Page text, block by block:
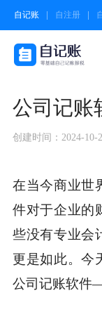
自记账 自注册
公司记账
创建时间：2024-10-
在当今商业世
件对于企业的
些没有专业会
更是如此。今
公司记账软件